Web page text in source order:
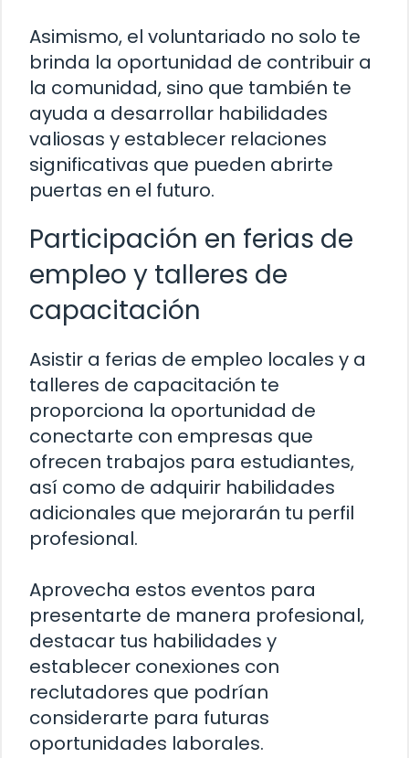
Asimismo, el voluntariado no solo te
brinda la oportunidad de contribuir a
la comunidad, sino que también te
ayuda a desarrollar habilidades
valiosas y establecer relaciones
significativas que pueden abrirte
puertas en el futuro.
Participación en ferias de
empleo y talleres de
capacitación
Asistir a ferias de empleo locales y a
talleres de capacitación te
proporciona la oportunidad de
conectarte con empresas que
ofrecen trabajos para estudiantes,
así como de adquirir habilidades
adicionales que mejorarán tu perfil
profesional.
Aprovecha estos eventos para
presentarte de manera profesional,
destacar tus habilidades y
establecer conexiones con
reclutadores que podrían
considerarte para futuras
oportunidades laborales.